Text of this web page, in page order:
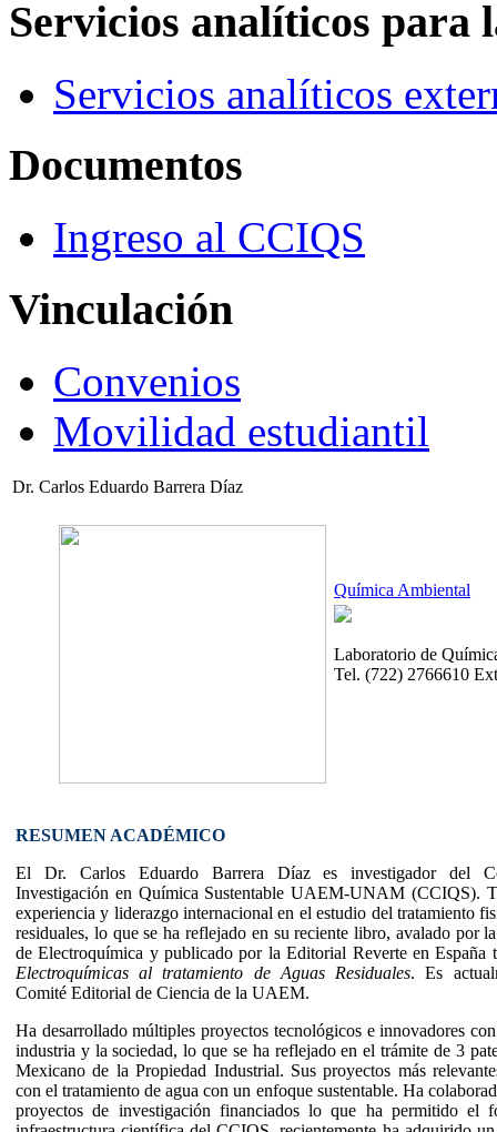
Servicios analíticos para
Servicios analíticos
Documentos
Ingreso al CCIQS
Vinculación
Convenios
Movilidad estudiantil
Dr. Carlos Eduardo Barrera Díaz
Química Ambiental
Laboratorio de
Tel. (722) 2766610
RESUMEN ACADÉMICO
El Dr. Carlos Eduardo Barrera Díaz es investigador del
Investigación en Química Sustentable UAEM-UNAM (CCIQS).
experiencia y liderazgo internacional en el estudio del tratamiento
residuales, lo que se ha reflejado en su reciente libro, avalado por
de Electroquímica y publicado por la Editorial Reverte en España
Electroquímicas al tratamiento de Aguas Residuales. Es
Comité Editorial de Ciencia de la UAEM.
Ha desarrollado múltiples proyectos tecnológicos e innovadores
industria y la sociedad, lo que se ha reflejado en el trámite de 3
Mexicano de la Propiedad Industrial. Sus proyectos más
con el tratamiento de agua con un enfoque sustentable. Ha
proyectos de investigación financiados lo que ha permitido el